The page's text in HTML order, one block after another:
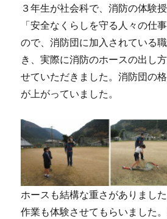
３年生が社会科で、消防の体験
「安全なくらしを守る人々の仕
ので、消防団に加入されている
き、実際に消防のホースの出し
せていただきました。消防団の
が上がっていました。
ホースも結構な重さがありまし
作業も体験させてもらいました